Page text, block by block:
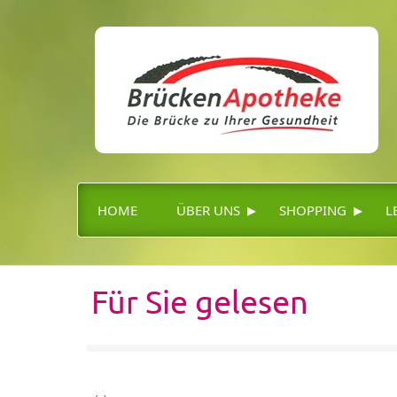
HOME ÜBER UNS ▸ SHOPPING ▸
Für Sie gelesen